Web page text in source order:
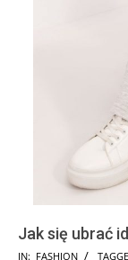
Jak się ubrać
2025-
IN: FASHION